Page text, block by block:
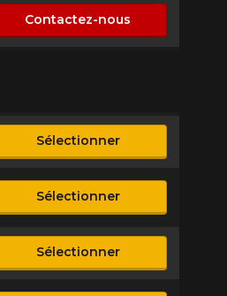
Contactez-nous
Sélectionner
Sélectionner
Sélectionner